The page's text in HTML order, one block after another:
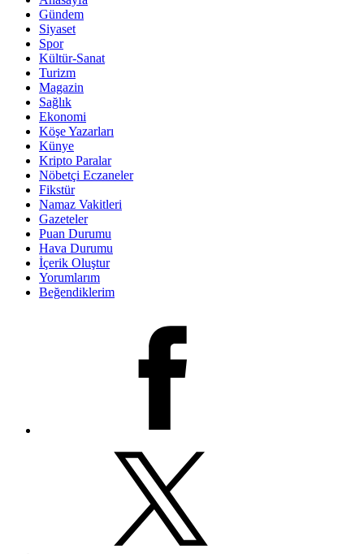
Gündem
Siyaset
Spor
Kültür-Sanat
Turizm
Magazin
Sağlık
Ekonomi
Köşe Yazarları
Künye
Kripto Paralar
Nöbetçi Eczaneler
Fikstür
Namaz Vakitleri
Gazeteler
Puan Durumu
Hava Durumu
İçerik Oluştur
Yorumlarım
Beğendiklerim